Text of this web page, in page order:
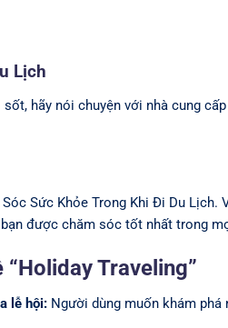
Lịch
hãy nói chuyện với nhà cung
Sức Khỏe Trong Khi Đi Du
được chăm sóc tốt nhất trong
Traveling”
lễ hội:Người dùng muốn khám phá